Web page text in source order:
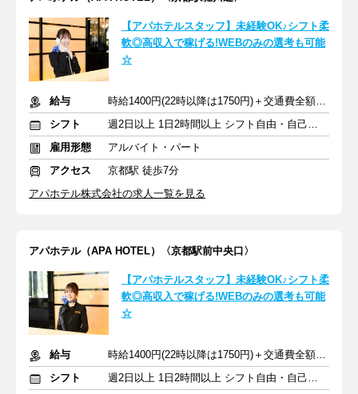
【アパホテルスタッフ】未経験OK♪シフト柔
軟◎高収入で稼げる!WEBのみの選考も可能
☆
給与
時給1400円(22時以降は1750円)＋交通費全額支給
シフト
週2日以上 1日2時間以上 シフト自由・自己申告
雇用形態
アルバイト・パート
アクセス
京都駅 徒歩7分
アパホテル株式会社の求人一覧を見る
アパホテル（APA HOTEL）〈京都駅前中央口〉
【アパホテルスタッフ】未経験OK♪シフト柔
軟◎高収入で稼げる!WEBのみの選考も可能
☆
給与
時給1400円(22時以降は1750円)＋交通費全額支給
シフト
週2日以上 1日2時間以上 シフト自由・自己申告